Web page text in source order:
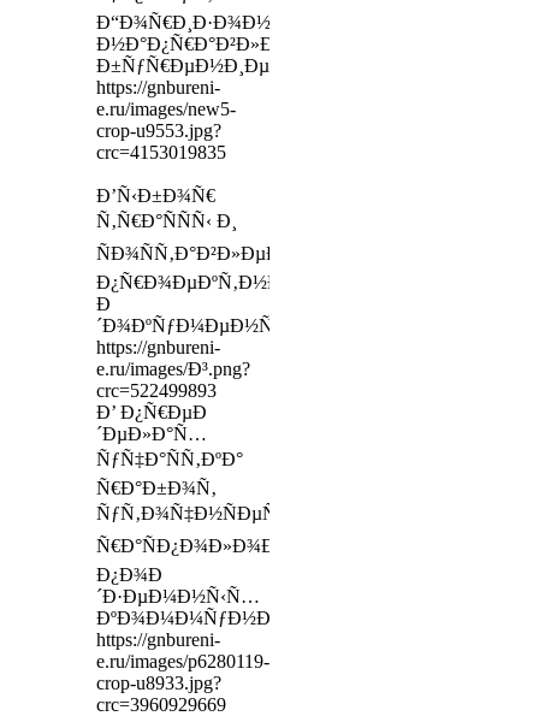
Ð“Ð¾Ñ€Ð¸Ð·Ð¾Ð½Ñ‚Ð°Ð»ÑŒÐ½Ð¾-
Ð½Ð°Ð¿Ñ€Ð°Ð²Ð»ÐµÐ½Ð½Ð¾Ðµ
Ð±ÑƒÑ€ÐµÐ½Ð¸Ðµ
https://gnbureni-
e.ru/images/new5-
crop-u9553.jpg?
crc=4153019835
Ð’Ñ‹Ð±Ð¾Ñ€
Ñ‚Ñ€Ð°ÑÑÑ‹ Ð¸
ÑÐ¾ÑÑ‚Ð°Ð²Ð»ÐµÐ½Ð¸Ðµ
Ð¿Ñ€Ð¾ÐµÐºÑ‚Ð½Ð¾Ð¹
Ð
´Ð¾ÐºÑƒÐ¼ÐµÐ½Ñ‚Ð°Ñ†Ð¸Ð¸
https://gnbureni-
e.ru/images/Ð³.png?
crc=522499893
Ð’ Ð¿Ñ€ÐµÐ
´ÐµÐ»Ð°Ñ…
ÑƒÑ‡Ð°ÑÑ‚ÐºÐ°
Ñ€Ð°Ð±Ð¾Ñ‚
ÑƒÑ‚Ð¾Ñ‡Ð½ÑÐµÑ‚ÑÑ
Ñ€Ð°ÑÐ¿Ð¾Ð»Ð¾Ð¶ÐµÐ½Ð¸Ðµ
Ð¿Ð¾Ð
´Ð·ÐµÐ¼Ð½Ñ‹Ñ…
ÐºÐ¾Ð¼Ð¼ÑƒÐ½Ð¸ÐºÐ°Ñ†Ð¸Ð¹
https://gnbureni-
e.ru/images/p6280119-
crop-u8933.jpg?
crc=3960929669